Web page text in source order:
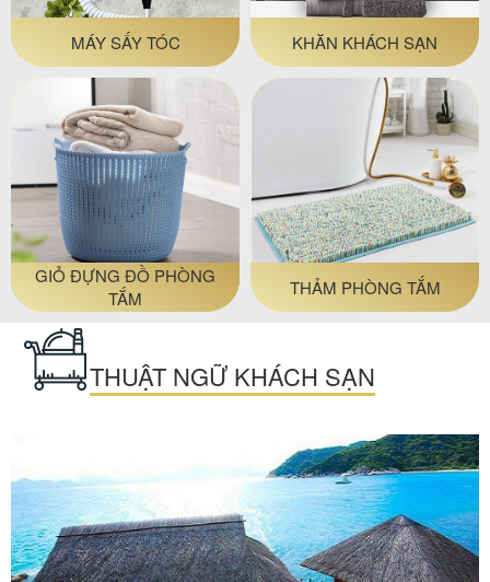
MÁY SẤY TÓC KHĂN KHÁCH SẠN
GIỎ ĐỰNG ĐỒ PHÒNG
TẮM
THẢM PHÒNG TẮM
THUẬT NGỮ KHÁCH SẠN